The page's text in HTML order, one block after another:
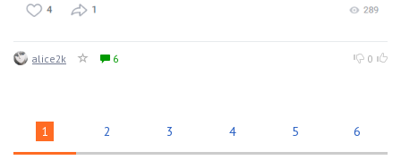
alice2k 6 0
1 2 3 4 5 6